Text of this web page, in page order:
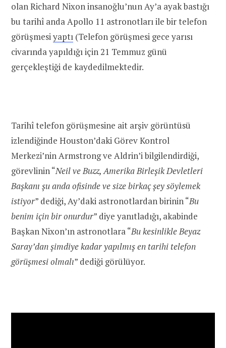
olan Richard Nixon insanoğlu’nun Ay’a ayak bastığı
bu tarihî anda Apollo 11 astronotları ile bir telefon
görüşmesiyaptı (Telefon görüşmesi gece yarısı
civarında yapıldığı için 21 Temmuz günü
gerçekleştiği de kaydedilmektedir.
Tarihî telefon görüşmesine ait arşiv görüntüsü
izlendiğinde Houston’daki Görev Kontrol
Merkezi’nin Armstrong ve Aldrin’i bilgilendirdiği,
görevlinin “Neil ve Buzz, Amerika Birleşik Devletleri
Başkanı şu anda ofisinde ve size birkaç şey söylemek
istiyor” dediği, Ay’daki astronotlardan birinin “Bu
benim için bir onurdur” diye yanıtladığı, akabinde
Başkan Nixon’ın astronotlara “Bu kesinlikle Beyaz
Saray’dan şimdiye kadar yapılmış en tarihi telefon
görüşmesi olmalı” dediği görülüyor.